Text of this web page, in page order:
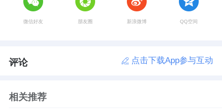
微信好友 朋友圈 新浪微博 QQ空间
评论 点击下载App参与互动
相关推荐